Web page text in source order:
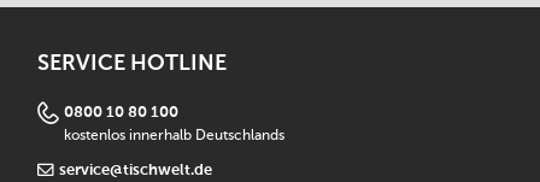
SERVICE HOTLINE
0800 10 80 100
kostenlos innerhalb Deutschlands
service@tischwelt.de